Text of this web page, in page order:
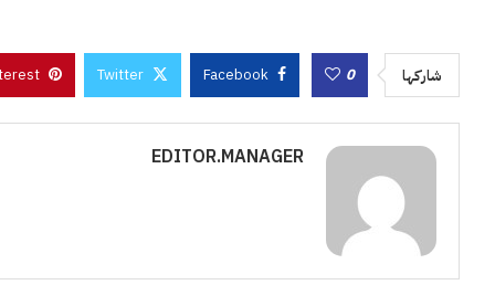
شاركها 0
Facebook
Twitter
EDITOR.MANAGER